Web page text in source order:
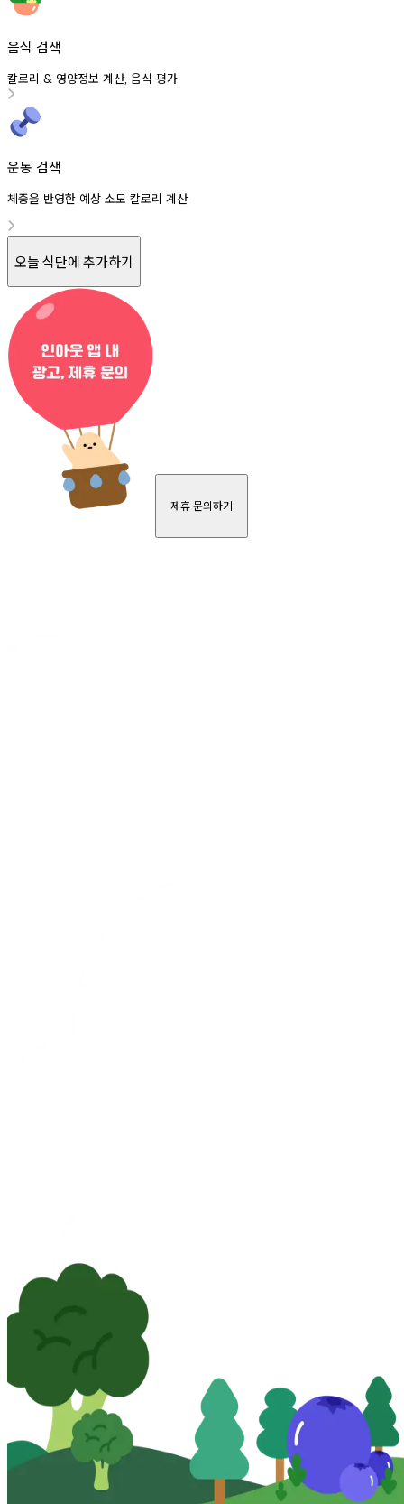
음식 검색
칼로리 & 영양정보 계산, 음식 평가
운동 검색
체중을 반영한 예상 소모 칼로리 계산
오늘 식단에 추가하기
제휴 문의하기